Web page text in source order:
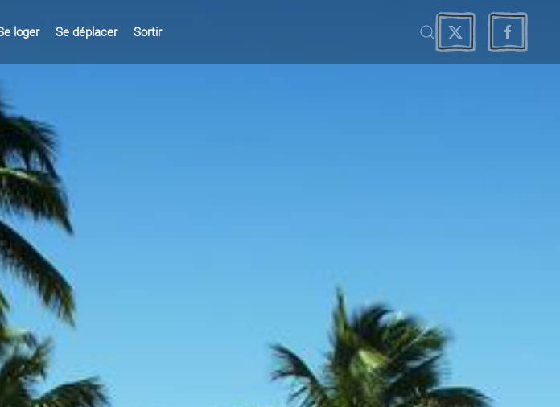
loger Se déplacer Sortir